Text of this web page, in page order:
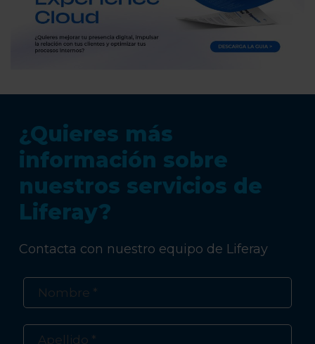
¿Quieres más
información sobre
nuestros servicios de
Liferay?
Contacta con nuestro equipo de Liferay